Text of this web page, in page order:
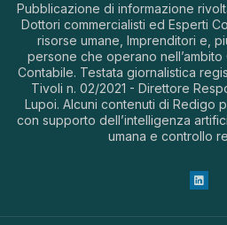
Pubblicazione di informazione
Dottori commercialisti ed Esperti
risorse umane, Imprenditori e,
persone che operano nell’ambito
Contabile. Testata giornalistica
Tivoli n. 02/2021 - Direttore
Lupoi. Alcuni contenuti di Redigo
con supporto dell’intelligenza
umana e controllo